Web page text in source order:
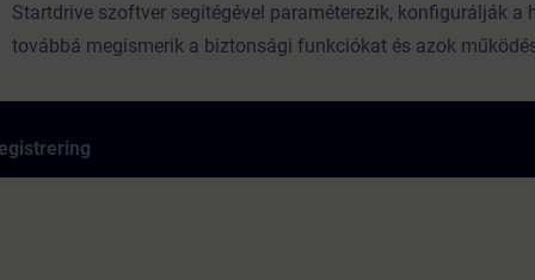
Startdrive szoftver segítégével paraméterezik, konfigurálják a
továbbá megismerik a biztonsági funkciókat és azok